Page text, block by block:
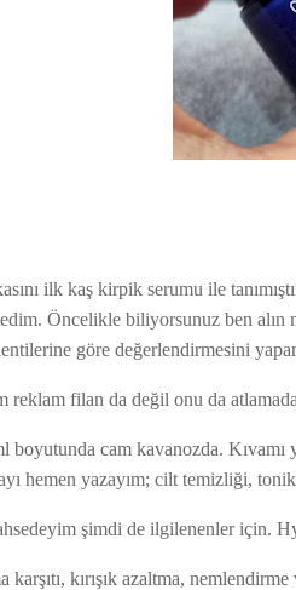
ilk kaş kirpik serumu ile
Öncelikle biliyorsunuz ben
göre değerlendirmesini
reklam filan da değil onu da
boyutunda cam kavanozda.
hemen yazayım; cilt temizliği,
şimdi de ilgilenenler için.
karşıtı, kırışık azaltma,